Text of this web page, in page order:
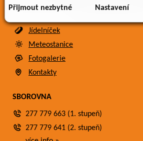
důsledku toho, že používáte jejich služby.
Přijmout nezbytné Nastavení
Jídelníček
Meteostanice
Fotogalerie
Kontakty
SBOROVNA
277 779 663 (1. stupeň)
277 779 641 (2. stupeň)